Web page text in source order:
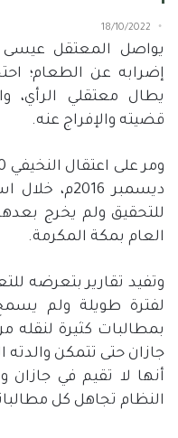
18/10/2022
إضرابه عن الطعام؛
يطال معتقلي الرأي،
قضيته والإفراج عنه.
ديسمبر
العام بمكة المكرمة.
وتفيد تقارير بتعرضه
لفترة طويلة ولم
بمطالبات كثيرة
أنها لا تقيم في جازان
النظام تجاهل كل